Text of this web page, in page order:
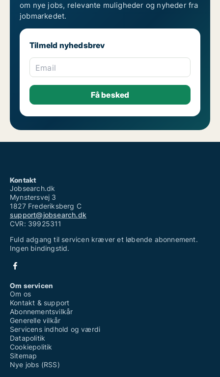
om nye jobs, relevante muligheder og nyheder fra
jobmarkedet.
Tilmeld nyhedsbrev
Email
Kontakt
Jobsearch.dk
Mynstersvej 3
1827 Frederiksberg C
support@jobsearch.dk
CVR: 39925311
Fuld adgang til servicen kræver et løbende abonnement.
Ingen bindingstid.
Om servicen
Om os
Kontakt & support
Abonnementsvilkår
Generelle vilkår
Servicens indhold og værdi
Datapolitik
Cookiepolitik
Sitemap
Nye jobs (RSS)